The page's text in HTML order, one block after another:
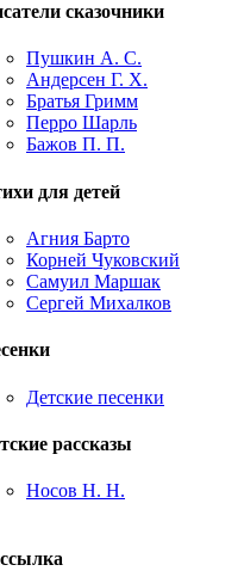
сказочники
Пушкин А. С.
Андерсен Г. Х.
Братья Гримм
Перро Шарль
Бажов П. П.
для детей
Агния Барто
Корней Чуковский
Самуил Маршак
Сергей Михалков
Детские песенки
рассказы
Носов Н. Н.